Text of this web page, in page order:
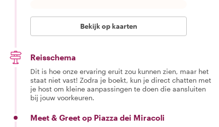
Bekijk op kaarten
Reisschema
Dit is hoe onze ervaring eruit zou kunnen zien, maar het
staat niet vast! Zodra je boekt, kun je direct chatten met
je host om kleine aanpassingen te doen die aansluiten
bij jouw voorkeuren.
Meet & Greet op Piazza dei Miracoli